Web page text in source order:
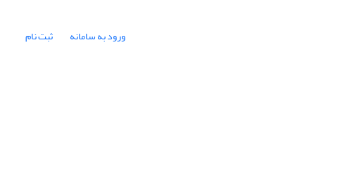
ورود به سامانه ثبت نام